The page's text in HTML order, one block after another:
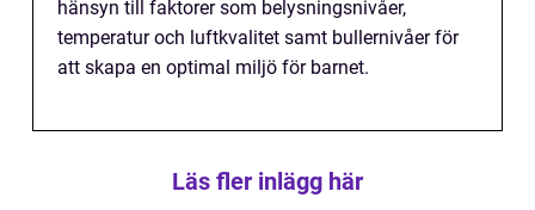
hänsyn till faktorer som belysningsnivåer,
temperatur och luftkvalitet samt bullernivåer för
att skapa en optimal miljö för barnet.
Läs fler inlägg här